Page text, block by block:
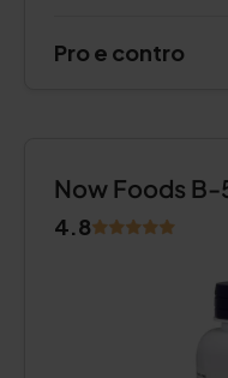
Pro e contro
Now Foods B-
4.8